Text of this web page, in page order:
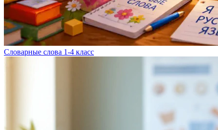
Словарные слова 1-4 класс